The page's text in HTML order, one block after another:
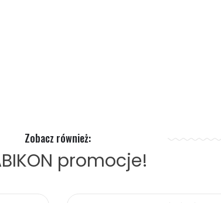
Zobacz również:
promocje!